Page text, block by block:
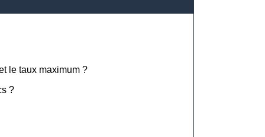
le taux maximum ?
?